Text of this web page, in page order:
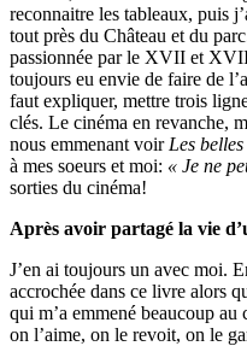
reconnaitre les tableaux, puis
tout près du Château et du
passionnée par le XVII et XVIII
toujours eu envie de faire de
faut expliquer, mettre trois
clés. Le cinéma en revanche,
nous emmenant voir Les
à mes soeurs et moi: « Je ne
sorties du cinéma!
Après avoir partagé la vie
J’en ai toujours un avec moi.
accrochée dans ce livre alors
qui m’a emmené beaucoup
on l’aime, on le revoit, on le